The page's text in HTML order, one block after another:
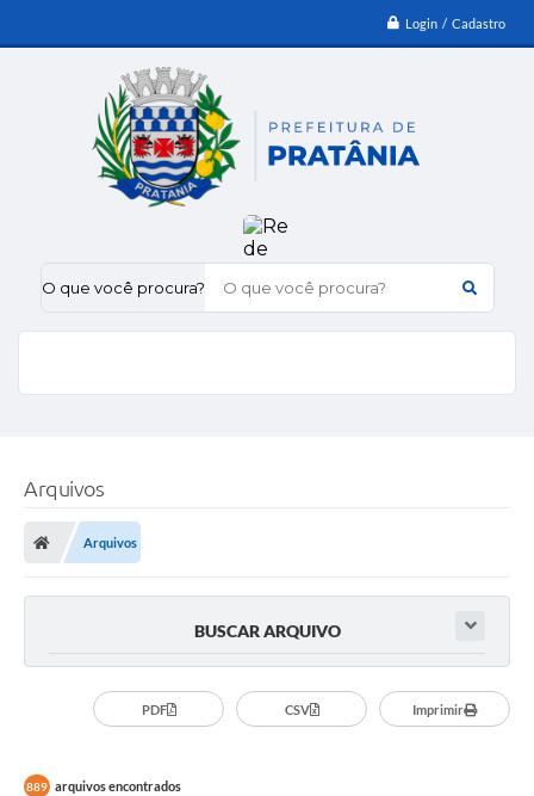
Login / Cadastro
O que você procura?
Arquivos
Arquivos
BUSCAR ARQUIVO
PDF CSV Imprimir
889 arquivos encontrados